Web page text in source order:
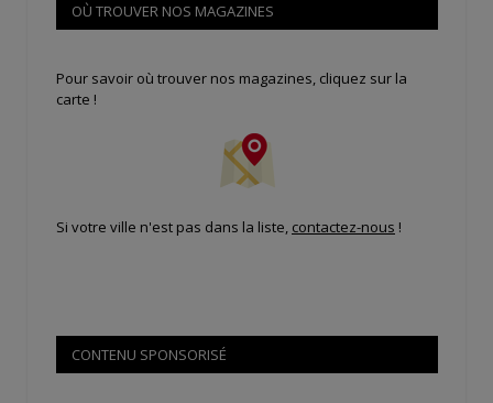
OÙ TROUVER NOS MAGAZINES
Pour savoir où trouver nos magazines, cliquez sur la
carte !
Si votre ville n'est pas dans la liste, contactez-nous !
CONTENU SPONSORISÉ